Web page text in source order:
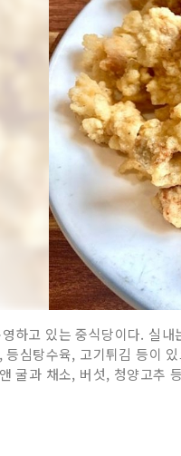
하고 있는 중식당이다. 실
등심탕수육, 고기튀김 등이
굴과 채소, 버섯, 청양고추